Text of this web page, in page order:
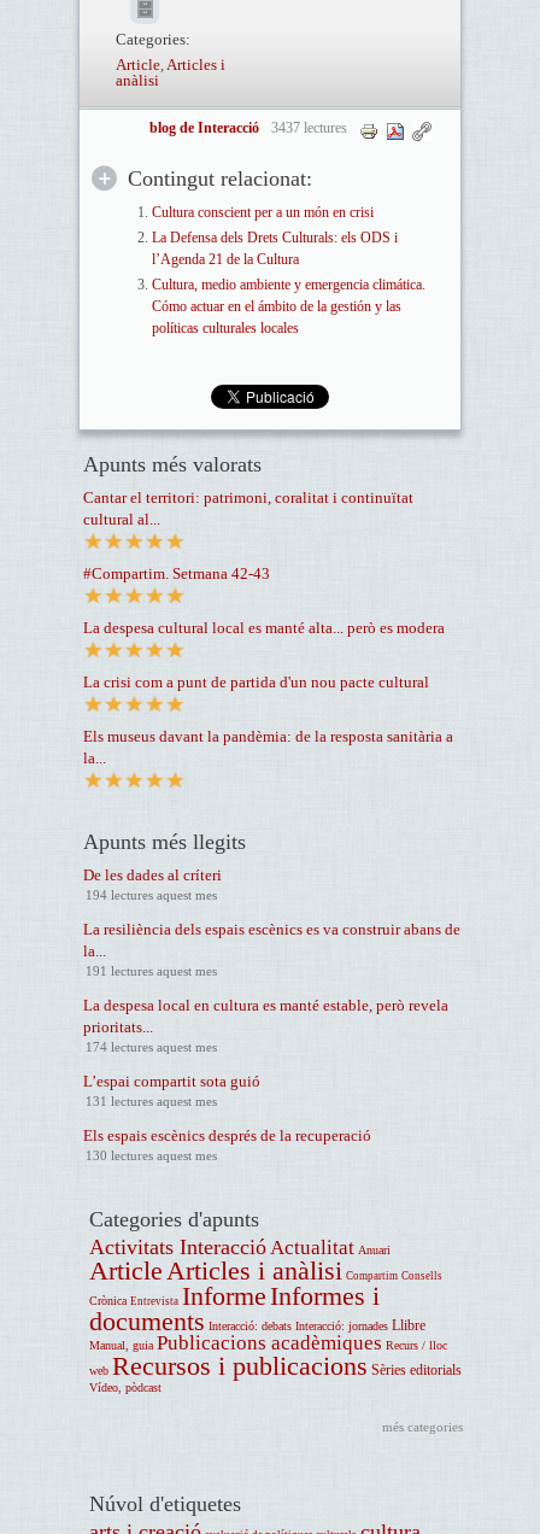
Categories:
Article,Articles i
anàlisi
blog de Interacció 3437 lectures
Contingut relacionat:
Cultura conscient per a un món en crisi
La Defensa dels Drets Culturals: els ODS i
l’Agenda 21 de la Cultura
Cultura, medio ambiente y emergencia climática.
Cómo actuar en el ámbito de la gestión y las
políticas culturales locales
Apunts més valorats
Cantar el territori: patrimoni, coralitat i continuïtat
cultural al...
#Compartim. Setmana 42-43
La despesa cultural local es manté alta... però es modera
La crisi com a punt de partida d'un nou pacte cultural
Els museus davant la pandèmia: de la resposta sanitària a
la...
Apunts més llegits
De les dades al críteri
194 lectures aquest mes
La resiliència dels espais escènics es va construir abans de
la...
191 lectures aquest mes
La despesa local en cultura es manté estable, però revela
prioritats...
174 lectures aquest mes
L’espai compartit sota guió
131 lectures aquest mes
Els espais escènics després de la recuperació
130 lectures aquest mes
Categories d'apunts
Activitats Interacció Actualitat Anuari
Article Articles i anàlisi Compartim Consells
Crònica Entrevista InformeInformes i
documents Interacció: debats Interacció: jornades Llibre
Manual, guia Publicacions acadèmiques Recurs / lloc
web Recursos i publicacions Sèries editorials
Vídeo, pòdcast
més categories
Núvol d'etiquetes